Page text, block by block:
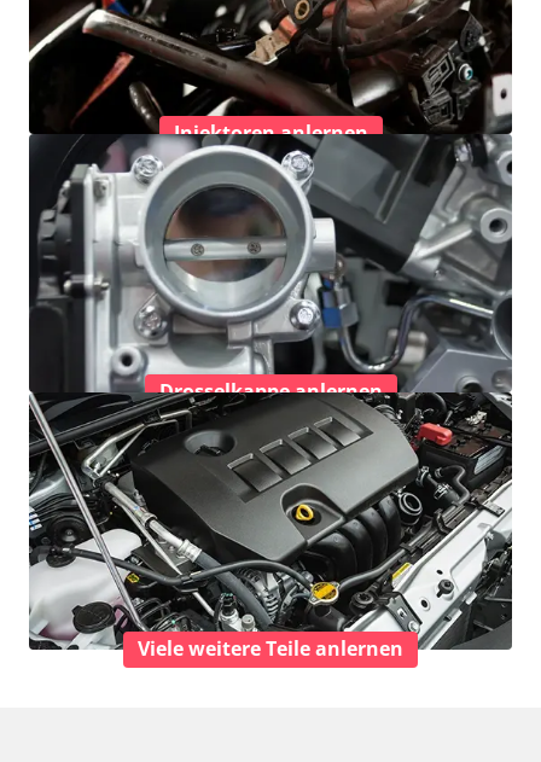
Injektoren anlernen
Drosselkappe anlernen
Viele weitere Teile anlernen